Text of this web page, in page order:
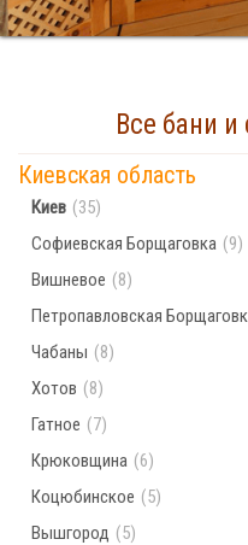
Населённых пунктов
не найдено.
Все бани
Киевская область
Киев (35)
Софиевская Борщаговка (9)
Вишневое (8)
Петропавловская
Чабаны (8)
Хотов (8)
Гатное (7)
Крюковщина (6)
Коцюбинское (5)
Вышгород (5)